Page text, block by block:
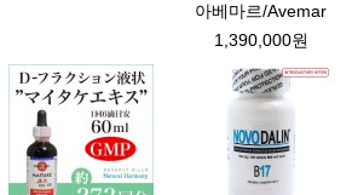
아베마르/Avemar
1,390,000원